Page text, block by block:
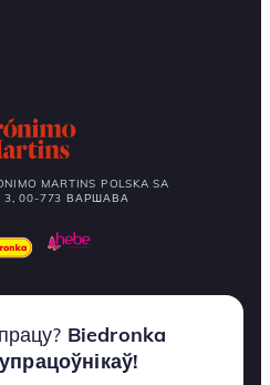
MARTINS POLSKA SA
00-773 ВАРШАВА
Biedronka